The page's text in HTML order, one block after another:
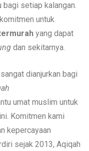
bagi setiap kalangan.
untuk
yang dapat
dan sekitarnya.
dianjurkan bagi
umat muslim untuk
Komitmen kami
kepercayaan
sejak 2013, Aqiqah